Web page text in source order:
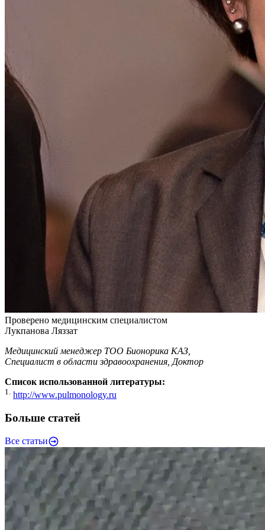
Проверено медицинским специалистом
Лукпанова Ляззат
Медицинский менеджер ТОО Бионорика КАЗ,
Специалист в области здравоохранения, Доктор
Список использованной литературы:
1. http://www.pulmonology.ru
Больше статей
Все статьи